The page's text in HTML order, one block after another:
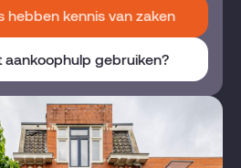
hebben kennis van zaken
aankoophulp gebruiken?